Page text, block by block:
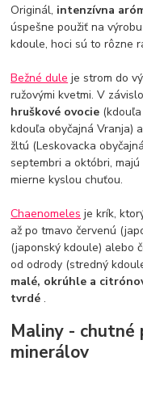
Originál, intenzívna
úspešne použiť na
kdoule, hoci sú to rôzne
Bežné dule je strom do
ružovými kvetmi. V
hruškové ovocie
kdouľa obyčajná Vranja)
žltú (Leskovacka
septembri a októbri,
mierne kyslou chuťou.
Chaenomeles je krík,
až po tmavo červenú
(japonský kdoule) alebo
od odrody (stredný
malé, okrúhle a
tvrdé.
Maliny - chutné
minerálov